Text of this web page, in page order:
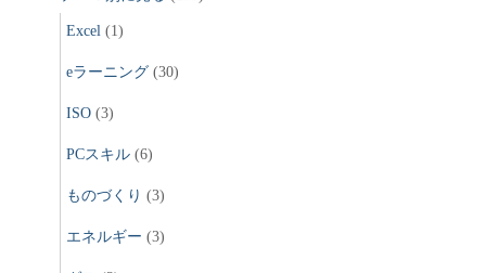
Excel (1)
eラーニング (30)
ISO (3)
PCスキル (6)
ものづくり (3)
エネルギー (3)